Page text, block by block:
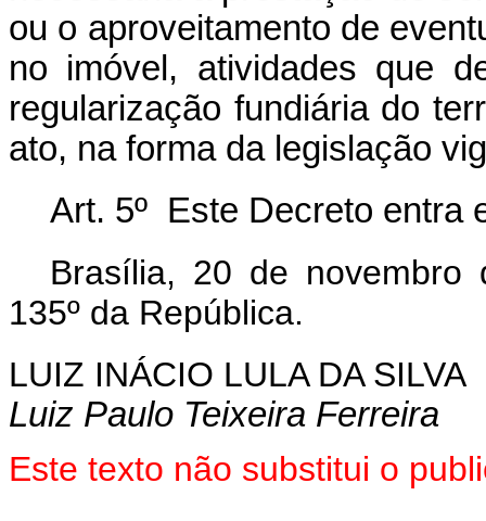
ou o aproveitamento de
no imóvel, atividades que
regularização fundiária do
ato, na forma da legislação
Art. 5º Este Decreto entra
Brasília, 20 de novembro
135º da República.
LUIZ INÁCIO LULA DA SILVA
Luiz Paulo Teixeira Ferreira
Este texto não substitui o